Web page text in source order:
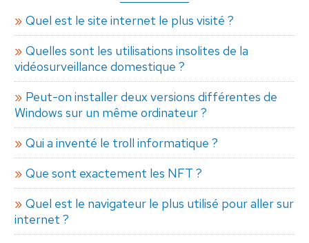
Quel est le site internet le plus visité ?
Quelles sont les utilisations insolites de la
vidéosurveillance domestique ?
Peut-on installer deux versions différentes de
Windows sur un même ordinateur ?
Qui a inventé le troll informatique ?
Que sont exactement les NFT ?
Quel est le navigateur le plus utilisé pour aller sur
internet ?